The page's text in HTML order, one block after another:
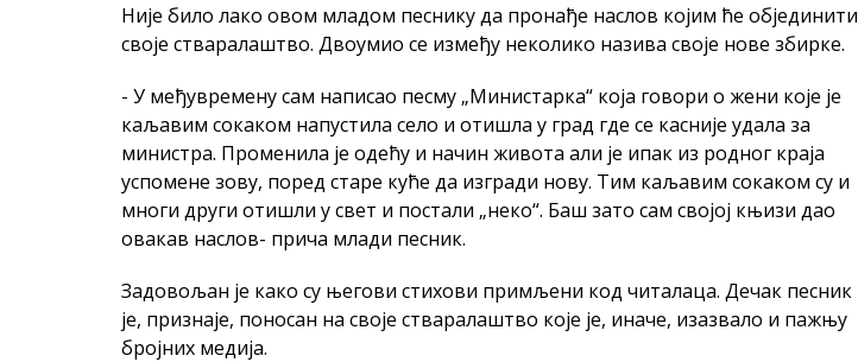
Није било лако овом младом песнику да пронађе наслов којим ће објединити
своје стваралаштво. Двоумио се између неколико назива своје нове збирке.
- У међувремену сам написао песму „Министарка“ која говори о жени које је
каљавим сокаком напустила село и отишла у град где се касније удала за
министра. Променила је одећу и начин живота али је ипак из родног краја
успомене зову, поред старе куће да изгради нову. Тим каљавим сокаком су и
многи други отишли у свет и постали „неко“. Баш зато сам својој књизи дао
овакав наслов- прича млади песник.
Задовољан је како су његови стихови примљени код читалаца. Дечак песник
је, признаје, поносан на своје стваралаштво које је, иначе, изазвало и пажњу
бројних медија.